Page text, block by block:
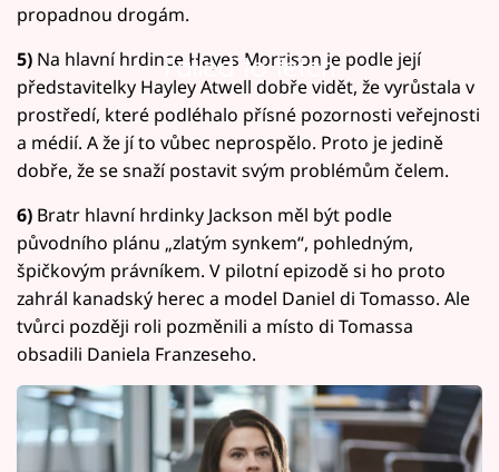
propadnou drogám.
Failed to fetch
5) Na hlavní hrdince Hayes Morrison je podle její
představitelky Hayley Atwell dobře vidět, že vyrůstala v
prostředí, které podléhalo přísné pozornosti veřejnosti
a médií. A že jí to vůbec neprospělo. Proto je jedině
dobře, že se snaží postavit svým problémům čelem.
6) Bratr hlavní hrdinky Jackson měl být podle
původního plánu „zlatým synkem“, pohledným,
špičkovým právníkem. V pilotní epizodě si ho proto
zahrál kanadský herec a model Daniel di Tomasso. Ale
tvůrci později roli pozměnili a místo di Tomassa
obsadili Daniela Franzeseho.